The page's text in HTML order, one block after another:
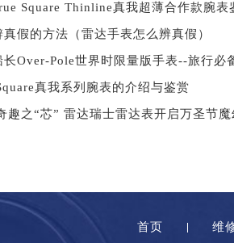
Square Thinline真我超薄合作款腕表
真假的方法（雷达手表怎么辨真假）
长Over-Pole世界时限量版手表--旅行必
真我系列腕表的介绍与鉴赏
趣之“芯” 雷达瑞士雷达表开启万圣节魔
首页 维